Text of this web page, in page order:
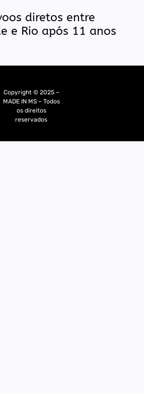
diretos entre
e Rio após 11 anos
Copyright © 2025 –
MADE IN MS – Todos
os direitos
reservados